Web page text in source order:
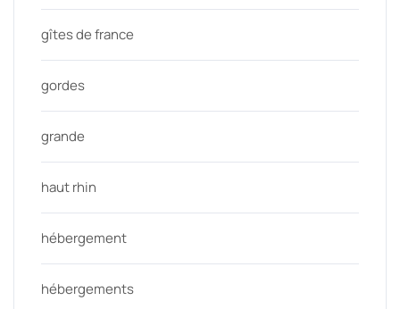
gîtes de france
gordes
grande
haut rhin
hébergement
hébergements